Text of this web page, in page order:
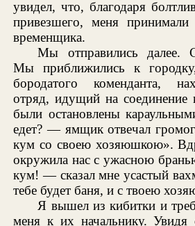
увидел, что, благодаря
привезшего, меня принимали
временщика.
Мы отправились далее.
Мы приближились к
бородатого коменданта,
отряд, идущий на
были остановлены
едет? — ямщик отвечал
кум со своею хозяюшкою».
окружила нас с ужасною
кум! — сказал мне усастый
тебе будет баня, и с твоею
Я вышел из кибитки и
меня к их начальнику. Увидя